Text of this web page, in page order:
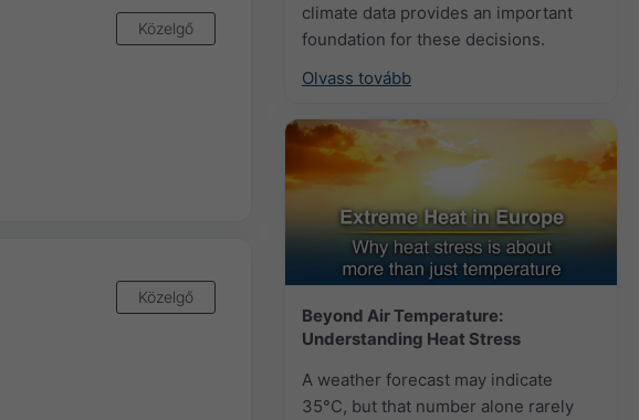
climate data provides an important
foundation for these decisions.
Olvass tovább
Beyond Air Temperature:
Understanding Heat Stress
A weather forecast may indicate
35°C, but that number alone rarely
Közelgő
Közelgő